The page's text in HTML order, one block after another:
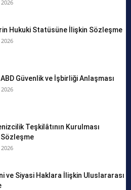
Hukuki Statüsüne İlişkin Sözleşme
Güvenlik ve İşbirliği Anlaşması
Teşkilâtının Kurulması
Sözleşme
ve Siyasi Haklara İlişkin Uluslararası